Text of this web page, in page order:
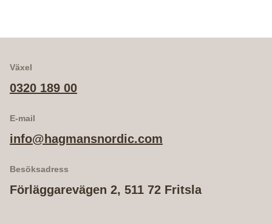
Växel
0320 189 00
E-mail
info@hagmansnordic.com
Besöksadress
Förläggarevägen 2, 511 72 Fritsla